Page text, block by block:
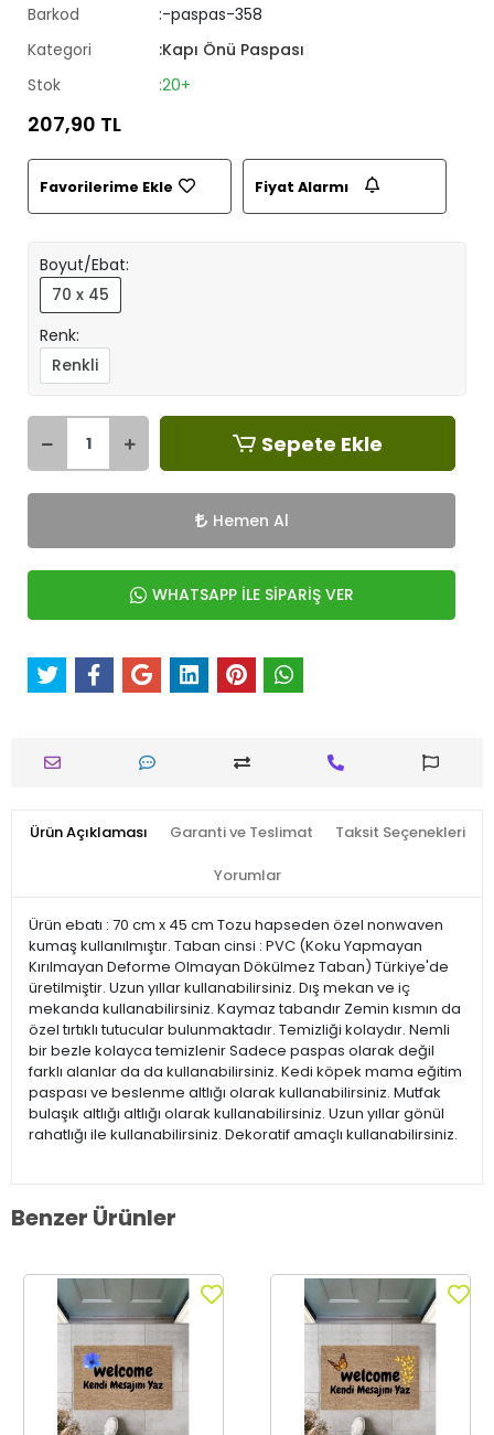
Barkod
:-paspas-358
Kategori
:Kapı Önü Paspası
Stok
:20+
207,90 TL
Favorilerime Ekle Fiyat Alarmı
Boyut/Ebat:
70 x 45
Renk:
Renkli
Sepete Ekle
Hemen Al
WHATSAPP İLE SİPARİŞ VER
Ürün Açıklaması Garanti ve Teslimat Taksit Seçenekleri
Yorumlar
Ürün ebatı : 70 cm x 45 cm Tozu hapseden özel nonwaven
kumaş kullanılmıştır. Taban cinsi : PVC (Koku Yapmayan
Kırılmayan Deforme Olmayan Dökülmez Taban) Türkiye'de
üretilmiştir. Uzun yıllar kullanabilirsiniz. Dış mekan ve iç
mekanda kullanabilirsiniz. Kaymaz tabandır Zemin kısmın da
özel tırtıklı tutucular bulunmaktadır. Temizliği kolaydır. Nemli
bir bezle kolayca temizlenir Sadece paspas olarak değil
farklı alanlar da da kullanabilirsiniz. Kedi köpek mama eğitim
paspası ve beslenme altlığı olarak kullanabilirsiniz. Mutfak
bulaşık altlığı altlığı olarak kullanabilirsiniz. Uzun yıllar gönül
rahatlığı ile kullanabilirsiniz. Dekoratif amaçlı kullanabilirsiniz.
Benzer Ürünler